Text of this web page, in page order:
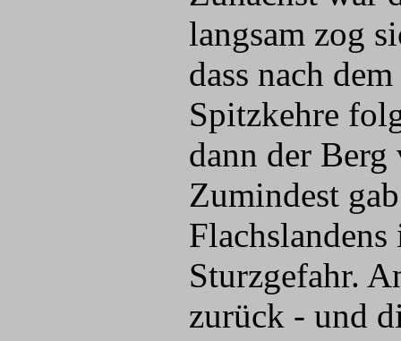
langsam zog
dass nach
Spitzkehre
dann der
Zumindest
Sturzgefahr.
zurück - und